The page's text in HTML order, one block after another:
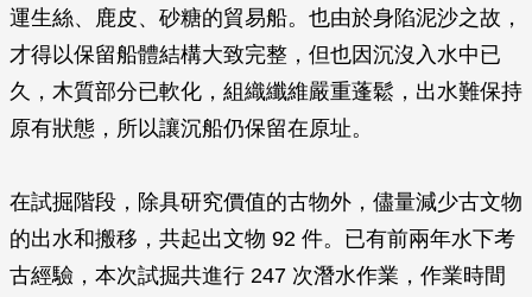
運生絲、鹿皮、砂糖的貿易船。也由於身陷泥沙之故，
才得以保留船體結構大致完整，但也因沉沒入水中已
久，木質部分已軟化，組織纖維嚴重蓬鬆，出水難保持
原有狀態，所以讓沉船仍保留在原址。
在試掘階段，除具研究價值的古物外，儘量減少古文物
的出水和搬移，共起出文物 92 件。已有前兩年水下考
古經驗，本次試掘共進行 247 次潛水作業，作業時間